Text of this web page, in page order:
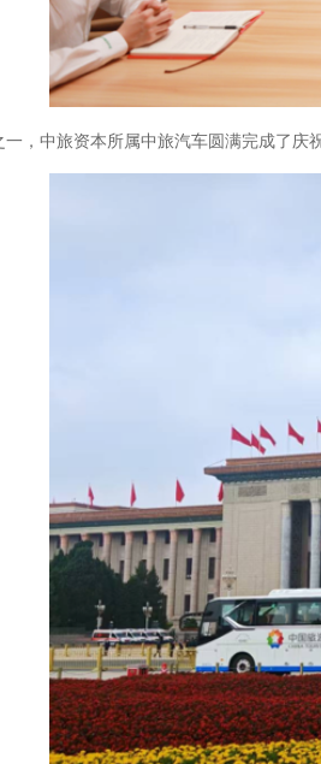
，中旅资本所属中旅汽车圆满完成了庆